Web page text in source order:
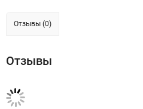
Отзывы (0)
Отзывы